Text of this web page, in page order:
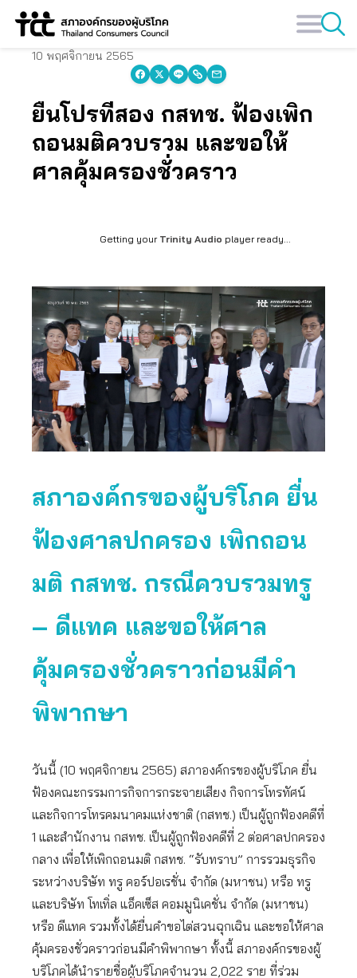
Skip
10 พฤศจิกายน 2565
ยื่นโปรที่สอง กสทช. ฟ้องเพิก
ถอนมติควบรวม และขอให้
ศาลคุ้มครองชั่วคราว
Getting your Trinity Audio player ready...
สภาองค์กรของผู้บริโภค ยื่น
ฟ้องศาลปกครอง เพิกถอน
มติ กสทช. กรณีควบรวมทรู
– ดีแทค และขอให้ศาล
คุ้มครองชั่วคราวก่อนมีคำ
พิพากษา
วันนี้ (10 พฤศจิกายน 2565) สภาองค์กรของผู้บริโภค ยื่น
ฟ้องคณะกรรมการกิจการกระจายเสียง กิจการโทรทัศน์
และกิจการโทรคมนาคมแห่งชาติ (กสทช.) เป็นผู้ถูกฟ้องคดีที่
1 และสำนักงาน กสทช. เป็นผู้ถูกฟ้องคดีที่ 2 ต่อศาลปกครอง
กลาง เพื่อให้เพิกถอนมติ กสทช. “รับทราบ” การรวมธุรกิจ
ระหว่างบริษัท ทรู คอร์ปอเรชั่น จำกัด (มหาชน) หรือ ทรู
และบริษัท โทเทิ่ล แอ็คเซ็ส คอมมูนิเคชั่น จำกัด (มหาชน)
หรือ ดีแทค รวมทั้งได้ยื่นคำขอไต่สวนฉุกเฉิน และขอให้ศาล
คุ้มครองชั่วคราวก่อนมีคำพิพากษา ทั้งนี้ สภาองค์กรของผู้
บริโภคได้นำรายชื่อผู้บริโภคจำนวน 2,022 ราย ที่ร่วม